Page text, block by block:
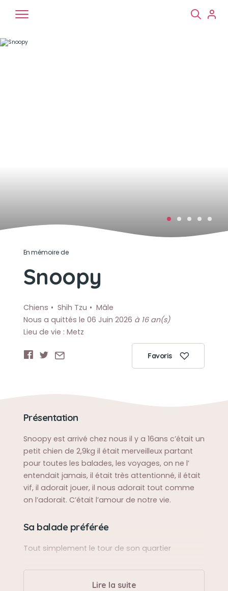
En mémoire de
Snoopy
Chiens Shih Tzu
Mâle
Nous a quittés le 06 Juin 2026 à 16 an(s)
Lieu de vie : Metz
Favoris
Présentation
Snoopy est arrivé chez nous il y a 16ans c’était un
petit chien de 2,9kg il était merveilleux partant
pour toutes les balades, les voyages, on ne l’
entendait jamais, il était très attentionné, il était
vif, il adorait jouer, il nous adorait tout comme
on l’adorait. C’était l’amour de notre vie.
Sa balade préférée
Tout simplement le tour de son quartier
Lire la suite